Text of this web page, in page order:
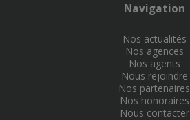
Navigation
Nos actualités
Nos agences
Nos agents
Nous rejoindre
Nos partenaires
Nos honoraires
Nous contacter